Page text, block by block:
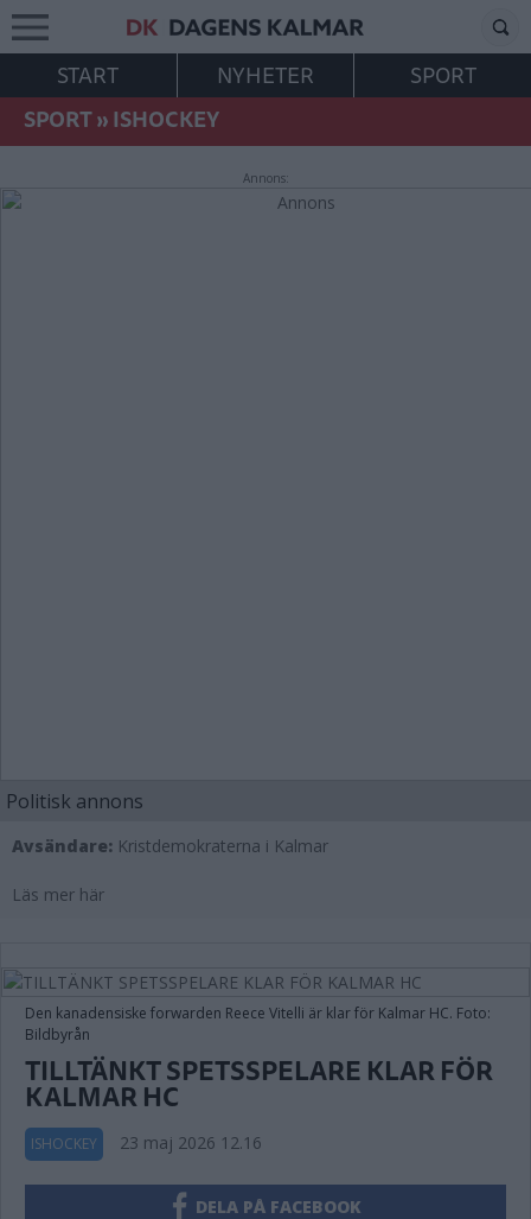
START NYHETER
SPORT
SPORT»ISHOCKEY
Annons:
Politisk annons
Avsändare: Kristdemokraterna i Kalmar
Läs mer här
Den kanadensiske forwarden Reece Vitelli är klar för Kalmar HC. Foto:
Bildbyrån
TILLTÄNKT SPETSSPELARE KLAR FÖR
KALMAR HC
ISHOCKEY 23 maj 2026 12.16
DELA PÅ FACEBOOK